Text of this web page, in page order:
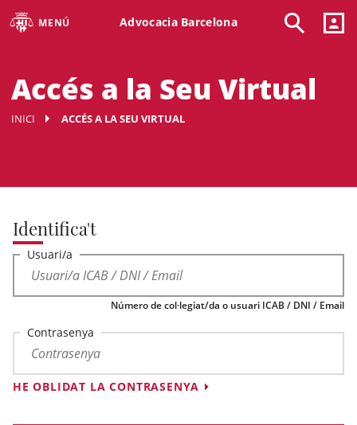
MENÚ Advocacia Barcelona
Accés a la Seu Virtual
INICI ACCÉS A LA SEU VIRTUAL
Identifica't
Usuari/a
Número de col·legiat/da o usuari ICAB / DNI / Email
Contrasenya
HE OBLIDAT LA CONTRASENYA